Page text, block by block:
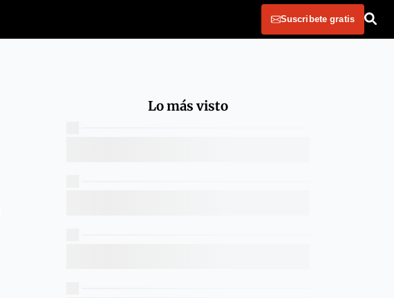
Suscribete gratis
Lo más visto